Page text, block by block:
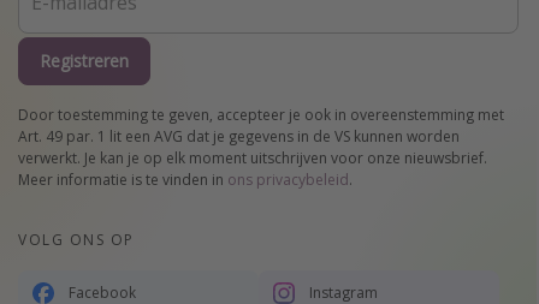
Registreren
Door toestemming te geven, accepteer je ook in overeenstemming met
Art. 49 par. 1 lit een AVG dat je gegevens in de VS kunnen worden
verwerkt. Je kan je op elk moment uitschrijven voor onze nieuwsbrief.
Meer informatie is te vinden in ons privacybeleid.
VOLG ONS OP
Facebook Instagram